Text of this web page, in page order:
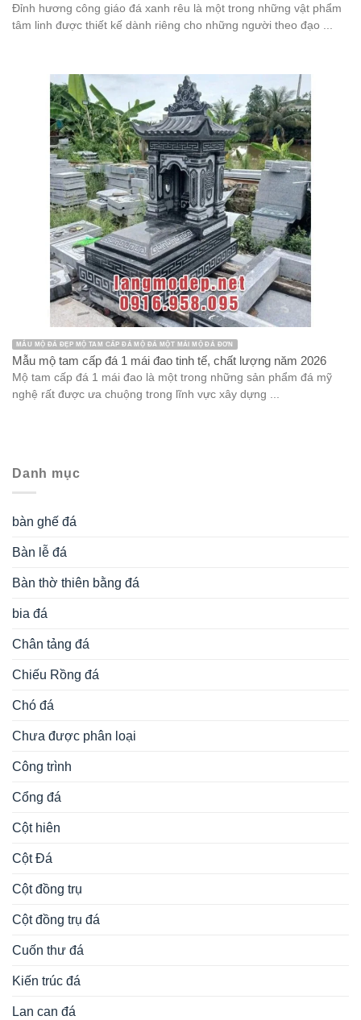
Đỉnh hương công giáo đá xanh rêu là một trong những vật phẩm
tâm linh được thiết kế dành riêng cho những người theo đạo ...
MẪU MỘ ĐÁ ĐẸP MỘ TAM CẤP ĐÁ MỘ ĐÁ MỘT MÁI MỘ ĐÁ ĐƠN
Mẫu mộ tam cấp đá 1 mái đao tinh tế, chất lượng năm 2026
Mộ tam cấp đá 1 mái đao là một trong những sản phẩm đá mỹ
nghệ rất được ưa chuộng trong lĩnh vực xây dựng ...
Danh mục
bàn ghế đá
Bàn lễ đá
Bàn thờ thiên bằng đá
bia đá
Chân tảng đá
Chiếu Rồng đá
Chó đá
Chưa được phân loại
Công trình
Cổng đá
Cột hiên
Cột Đá
Cột đồng trụ
Cột đồng trụ đá
Cuốn thư đá
Kiến trúc đá
Lan can đá